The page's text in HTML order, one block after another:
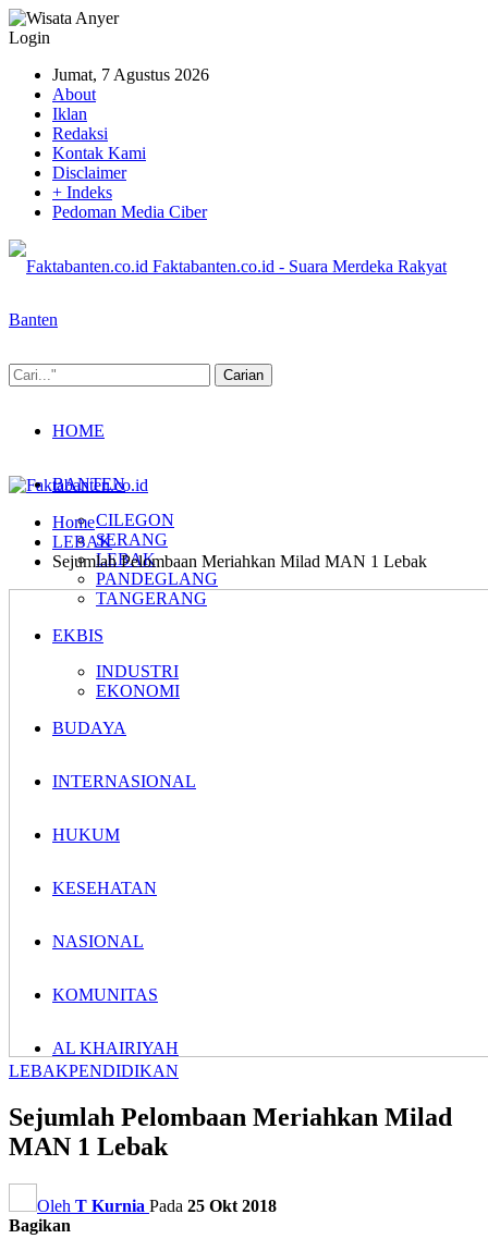
Login
Jumat, 7 Agustus 2026
About
Iklan
Redaksi
Kontak Kami
Disclaimer
+ Indeks
Pedoman Media Ciber
Faktabanten.co.id - Suara Merdeka Rakyat
Banten
HOME
BANTEN
CILEGON
SERANG
LEBAK
PANDEGLANG
TANGERANG
EKBIS
INDUSTRI
EKONOMI
BUDAYA
INTERNASIONAL
HUKUM
KESEHATAN
NASIONAL
KOMUNITAS
AL KHAIRIYAH
Home
LEBAK
Sejumlah Pelombaan Meriahkan Milad MAN 1 Lebak
LEBAKPENDIDIKAN
Sejumlah Pelombaan Meriahkan Milad
MAN 1 Lebak
Oleh T Kurnia Pada 25 Okt 2018
Bagikan